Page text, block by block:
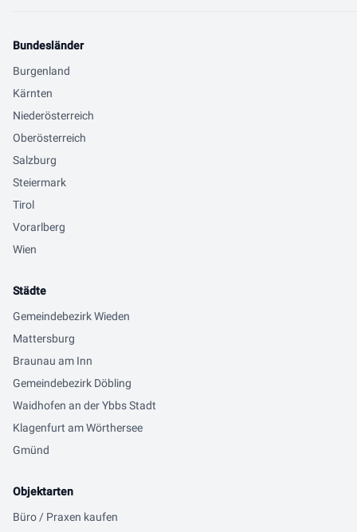
Bundesländer
Burgenland
Kärnten
Niederösterreich
Oberösterreich
Salzburg
Steiermark
Tirol
Vorarlberg
Wien
Städte
Gemeindebezirk Wieden
Mattersburg
Braunau am Inn
Gemeindebezirk Döbling
Waidhofen an der Ybbs Stadt
Klagenfurt am Wörthersee
Gmünd
Objektarten
Büro / Praxen kaufen